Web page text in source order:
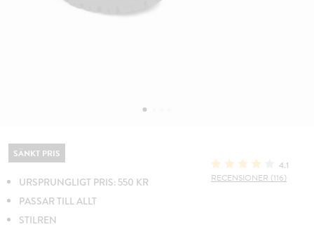
SÄNKT PRIS
URSPRUNGLIGT PRIS: 550 KR
PASSAR TILL ALLT
STILREN
4.1
RECENSIONER (116)